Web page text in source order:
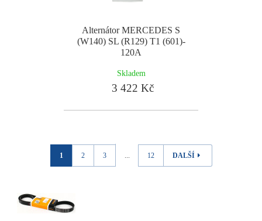
Alternátor MERCEDES S
(W140) SL (R129) T1 (601)-
120A
Skladem
3 422 Kč
1 2 3 ... 12 DALŠÍ